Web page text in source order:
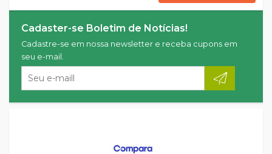
Cadaster-se Boletim de Notícias!
Cadastre-se em nossa newsletter e receba cupons em
seu e-mail.